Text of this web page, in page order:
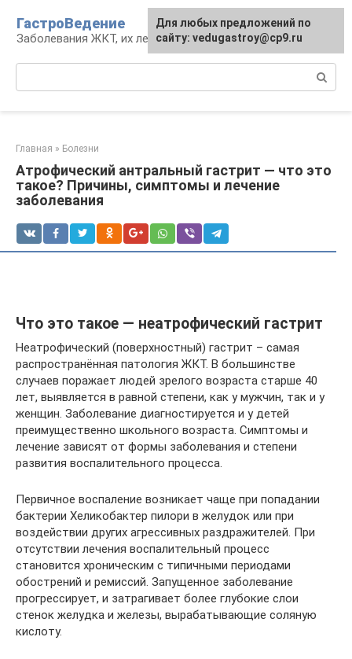
контенту
ГастроВедение
Заболевания ЖКТ, их лечение и профилактика
Главная » Болезни
Атрофический антральный гастрит — что это
такое? Причины, симптомы и лечение
заболевания
Что это такое — неатрофический гастрит
Неатрофический (поверхностный) гастрит – самая
распространённая патология ЖКТ. В большинстве
случаев поражает людей зрелого возраста старше 40
лет, выявляется в равной степени, как у мужчин, так и у
женщин. Заболевание диагностируется и у детей
преимущественно школьного возраста. Симптомы и
лечение зависят от формы заболевания и степени
развития воспалительного процесса.
Первичное воспаление возникает чаще при попадании
бактерии Хеликобактер пилори в желудок или при
воздействии других агрессивных раздражителей. При
отсутствии лечения воспалительный процесс
становится хроническим с типичными периодами
обострений и ремиссий. Запущенное заболевание
прогрессирует, и затрагивает более глубокие слои
стенок желудка и железы, вырабатывающие соляную
кислоту.
Для любых предложений по
сайту: vedugastroy@cp9.ru